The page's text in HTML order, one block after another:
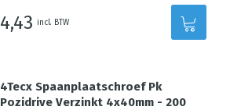
4,43 incl. BTW
4Tecx Spaanplaatschroef Pk
Pozidrive Verzinkt 4x40mm - 200